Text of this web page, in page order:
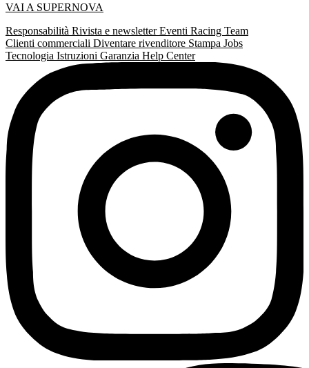
VAI A SUPERNOVA
Responsabilità Rivista e newsletterEventi Racing Team
Clienti commerciali Diventare rivenditore Stampa Jobs
Tecnologia Istruzioni Garanzia Help Center